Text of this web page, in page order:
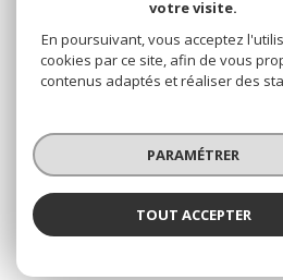
Cookies
© 2026 | Tous droits réservés
Réalisé par
votre visite.
En poursuivant, vous acceptez
cookies par ce site, afin de vous
contenus adaptés et réaliser des
PARAMÉTRER
TOUT ACCEPTER